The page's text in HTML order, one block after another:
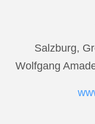
Salzburg,
Wolfgang